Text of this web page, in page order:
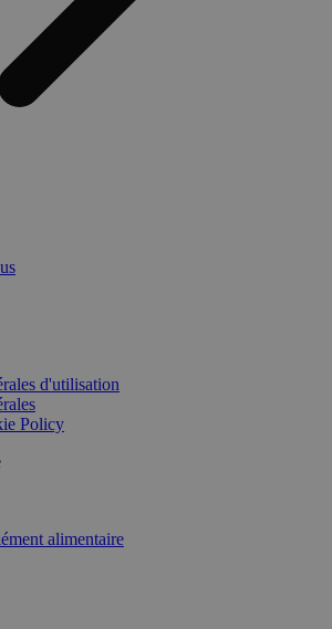
d'utilisation
Policy
alimentaire